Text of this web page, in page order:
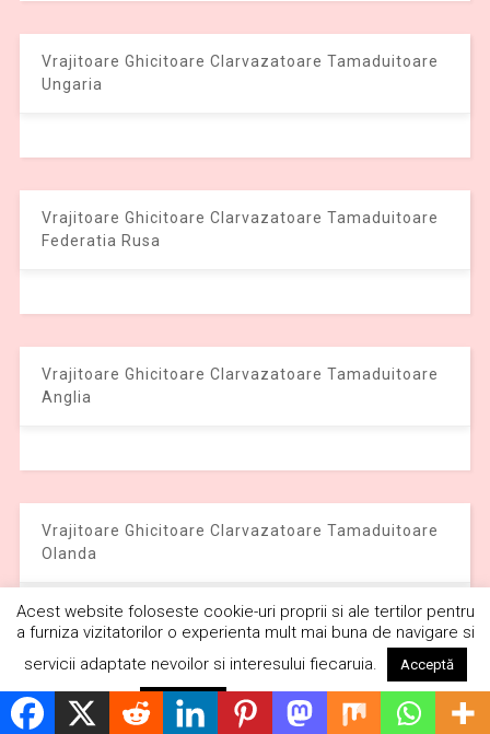
Vrajitoare Ghicitoare Clarvazatoare Tamaduitoare
Ungaria
Vrajitoare Ghicitoare Clarvazatoare Tamaduitoare
Federatia Rusa
Vrajitoare Ghicitoare Clarvazatoare Tamaduitoare
Anglia
Vrajitoare Ghicitoare Clarvazatoare Tamaduitoare
Olanda
Interviu cu Regina Maria Campina
Acest website foloseste cookie-uri proprii si ale tertilor pentru
a furniza vizitatorilor o experienta mult mai buna de navigare si
servicii adaptate nevoilor si interesului fiecaruia.
Acceptă
Respinge Citește mai mult